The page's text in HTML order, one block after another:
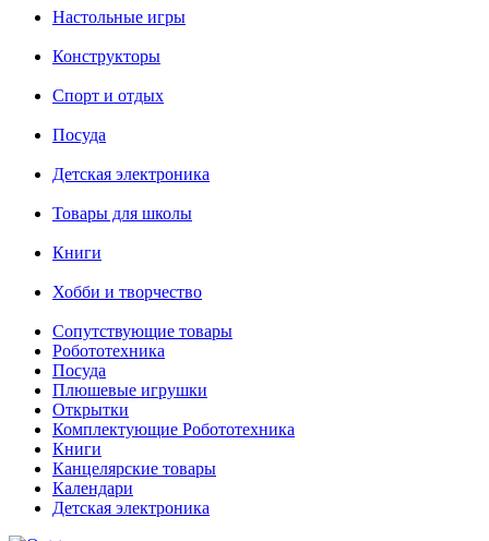
Настольные игры
Конструкторы
Спорт и отдых
Посуда
Детская электроника
Товары для школы
Книги
Хобби и творчество
Сопутствующие товары
Робототехника
Посуда
Плюшевые игрушки
Открытки
Комплектующие Робототехника
Книги
Канцелярские товары
Календари
Детская электроника